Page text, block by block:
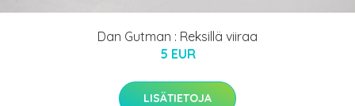
Dan Gutman : Reksillä viiraa
5 EUR
LISÄTIETOJA